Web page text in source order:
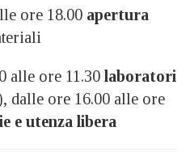
ore 18.00 apertura
alle ore 11.30 laboratori
dalle ore 16.00 alle ore
e utenza libera